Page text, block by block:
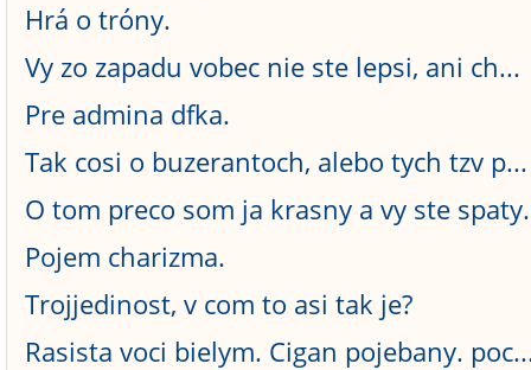
Hrá o tróny.
Vy zo zapadu vobec nie ste lepsi, ani ch...
Pre admina dfka.
Tak cosi o buzerantoch, alebo tych tzv p...
O tom preco som ja krasny a vy ste
Pojem charizma.
Trojjedinost, v com to asi tak je?
Rasista voci bielym. Cigan pojebany.